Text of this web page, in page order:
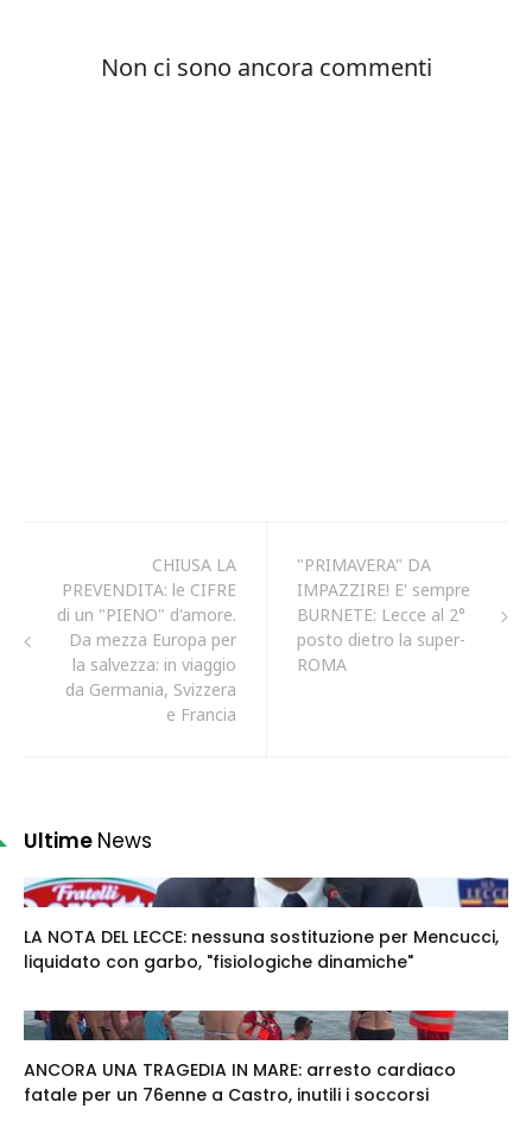
CHIUSA LA
PREVENDITA: le CIFRE
di un "PIENO" d'amore.
Da mezza Europa per
la salvezza: in viaggio
da Germania, Svizzera
e Francia
"PRIMAVERA" DA
IMPAZZIRE! E' sempre
BURNETE: Lecce al 2°
posto dietro la super-
ROMA
Ultime News
LA NOTA DEL LECCE: nessuna sostituzione per Mencucci,
liquidato con garbo, "fisiologiche dinamiche"
ANCORA UNA TRAGEDIA IN MARE: arresto cardiaco
fatale per un 76enne a Castro, inutili i soccorsi